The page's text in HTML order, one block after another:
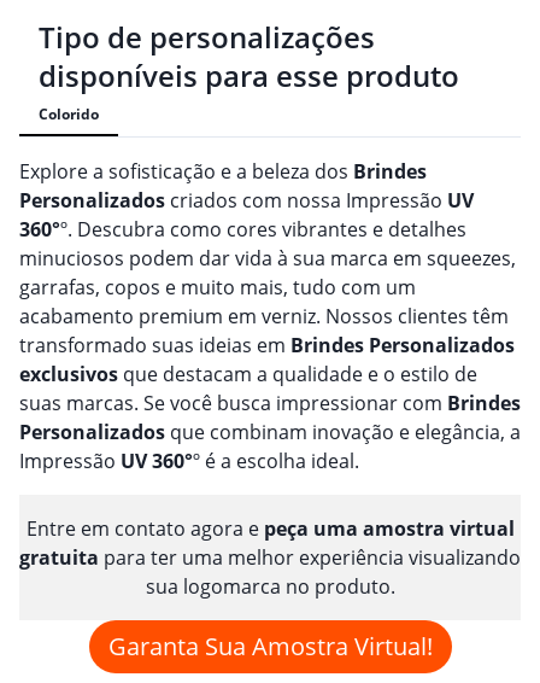
Tipo de personalizações
disponíveis para esse produto
Colorido
Explore a sofisticação e a beleza dos Brindes
Personalizados criados com nossa Impressão UV
360°º. Descubra como cores vibrantes e detalhes
minuciosos podem dar vida à sua marca em squeezes,
garrafas, copos e muito mais, tudo com um
acabamento premium em verniz. Nossos clientes têm
transformado suas ideias em Brindes Personalizados
exclusivos que destacam a qualidade e o estilo de
suas marcas. Se você busca impressionar com Brindes
Personalizados que combinam inovação e elegância, a
Impressão UV 360°º é a escolha ideal.
Entre em contato agora e peça uma amostra virtual
gratuita para ter uma melhor experiência visualizando
sua logomarca no produto.
Garanta Sua Amostra Virtual!